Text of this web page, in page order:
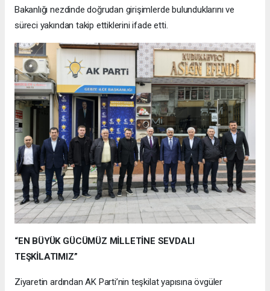
Bakanlığı nezdinde doğrudan girişimlerde bulunduklarını ve
süreci yakından takip ettiklerini ifade etti.
“EN BÜYÜK GÜCÜMÜZ MİLLETİNE SEVDALI
TEŞKİLATIMIZ”
Ziyaretin ardından AK Parti’nin teşkilat yapısına övgüler